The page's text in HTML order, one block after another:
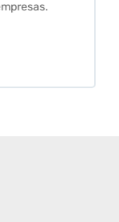
mis amigos